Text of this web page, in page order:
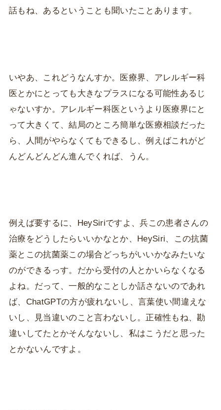
話もね、あるということも聞いたことあります。
いやあ、これどうなんすか。医療界、アレルギー科
医とかにとっても大きなプラスになる可能性あるじ
ゃないすか。アレルギー科医というより医療界にと
って大きくて、結局のところ簡単な医療相談だった
ら、人間がやらなくてもできるし、例えばこれがど
んどんどんどん進んでくれば、うん。
例えば要するに、HeySiriですよ、兵この患者さんの
治療をどうしたらいいかなとか、HeySiri、この抗菌
薬とこの抗菌薬この場合どっちがいいかなみたいな
のができるっす。だから受付の人とかいらなくなる
よね。だって、一般的なことしか話さないのであれ
ば、ChatGPTの方が疲れないし、言葉使い間違えな
いし、見当違いのこと言わないし。正確性もね、勘
違いしてたとかそんなないし、私はこうだと思った
とかないんですよ。